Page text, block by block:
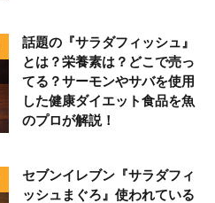
話題の『サラダフィッシュ』
とは？栄養素は？どこで売っ
てる？サーモンやサバを使用
した健康ダイエット食品を魚
のプロが解説！
セブンイレブン『サラダフィ
ッシュまぐろ』使われている